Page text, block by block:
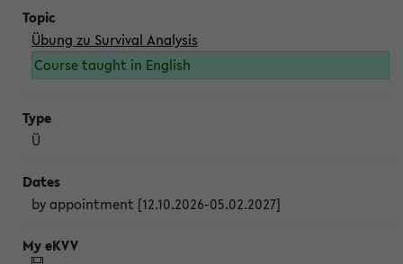
Übung zu Survival Analysis
Course taught in English
Ü
by appointment [12.10.2026-05.02.2027]